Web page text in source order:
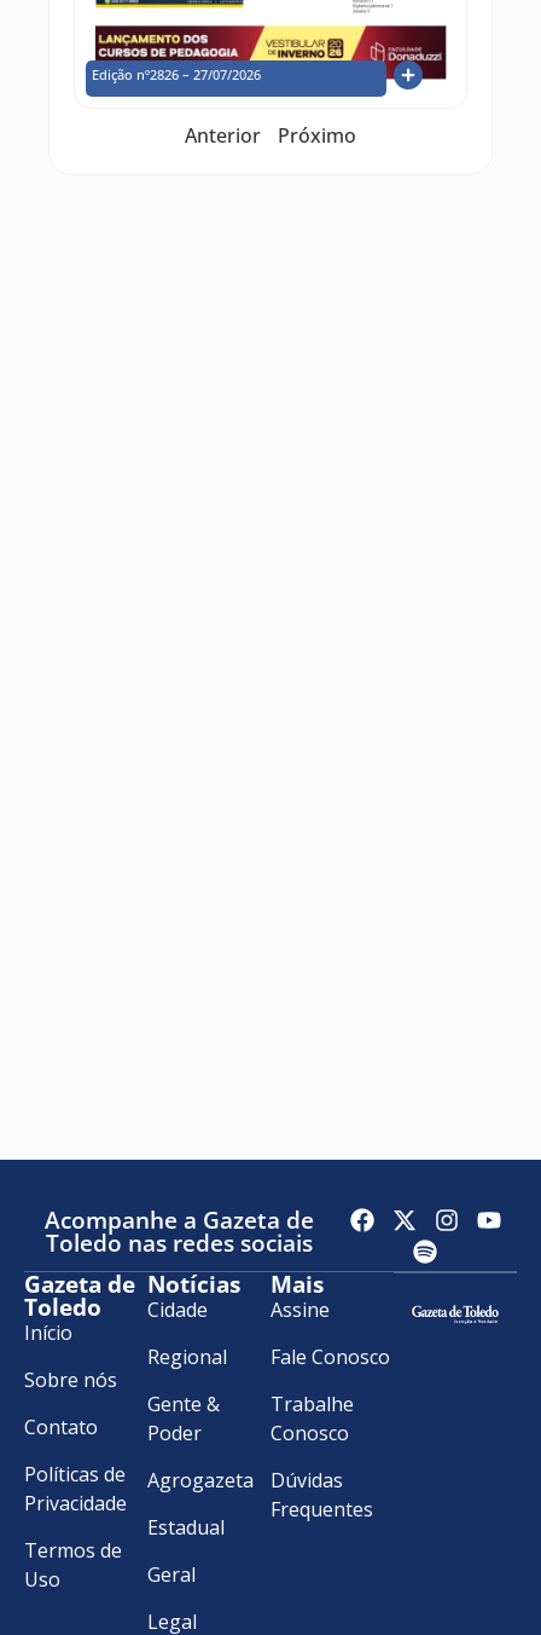
Edição nº2826 – 27/07/2026
Anterior Próximo
Acompanhe a Gazeta de
Toledo nas redes sociais
Gazeta de
Toledo
Início
Sobre nós
Contato
Políticas de
Privacidade
Termos de
Uso
Notícias
Cidade
Regional
Gente &
Poder
Agrogazeta
Estadual
Geral
Legal
Mais
Assine
Fale Conosco
Trabalhe
Conosco
Dúvidas
Frequentes